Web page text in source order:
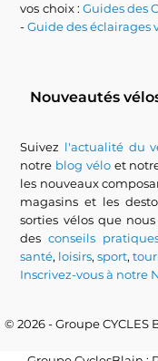
vos choix :Guides des
-Guide des éclairages
Nouveautés
Suivez l'actualité du
notre blog véloet
les nouveaux
magasins et les
sorties vélos que
desconseils
santé, loisirs,sport,
Inscrivez-vous à notre
© 2026 - Groupe CYCLES